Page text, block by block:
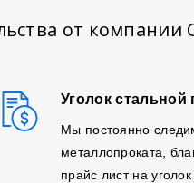
от компании
Уголок стальной
Мы постоянно
металлопроката,
прайс лист на